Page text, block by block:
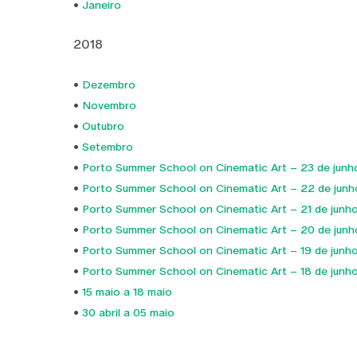
• Janeiro
2018
• Dezembro
• Novembro
• Outubro
• Setembro
• Porto Summer School on Cinematic Art – 23 de
• Porto Summer School on Cinematic Art – 22 de
• Porto Summer School on Cinematic Art – 21 de junho
• Porto Summer School on Cinematic Art – 20 de
• Porto Summer School on Cinematic Art – 19 de junho
• Porto Summer School on Cinematic Art – 18 de junho
• 15 maio a 18 maio
• 30 abril a 05 maio